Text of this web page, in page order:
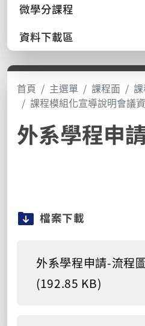
微學分課程
資料下載區
首頁 主選單 課程面
課程模組化宣導說明會議
外系學程申
檔案下載
外系學程申請-流程
(192.85 KB)